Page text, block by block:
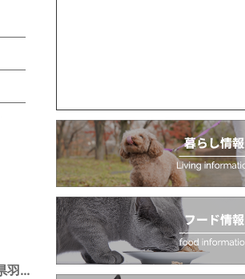
西的場緑地（岐阜県羽島市）